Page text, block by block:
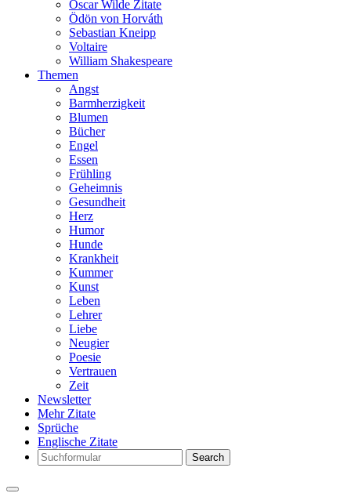
Oscar Wilde Zitate
Ödön von Horváth
Sebastian Kneipp
Voltaire
William Shakespeare
Themen
Angst
Barmherzigkeit
Blumen
Bücher
Engel
Essen
Frühling
Geheimnis
Gesundheit
Herz
Humor
Hunde
Krankheit
Kummer
Kunst
Leben
Lehrer
Liebe
Neugier
Poesie
Vertrauen
Zeit
Newsletter
Mehr Zitate
Sprüche
Englische Zitate
Search